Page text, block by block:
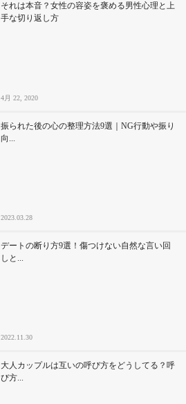
それは本音？女性の容姿を褒める男性心理と上
手な切り返し方
4月 22, 2020
振られた後の心の整理方法9選｜NG行動や振り
向...
2023.03.28
デートの断り方9選！傷つけない自然な言い回
しと...
2022.11.30
大人カップルは互いの呼び方をどうしてる？呼
び方...